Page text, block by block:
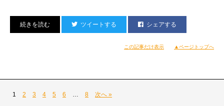
ツイートする シェアする
この記事だけ表示 ▲ページトップへ
1 2 3 4 5 6 8 次へ »